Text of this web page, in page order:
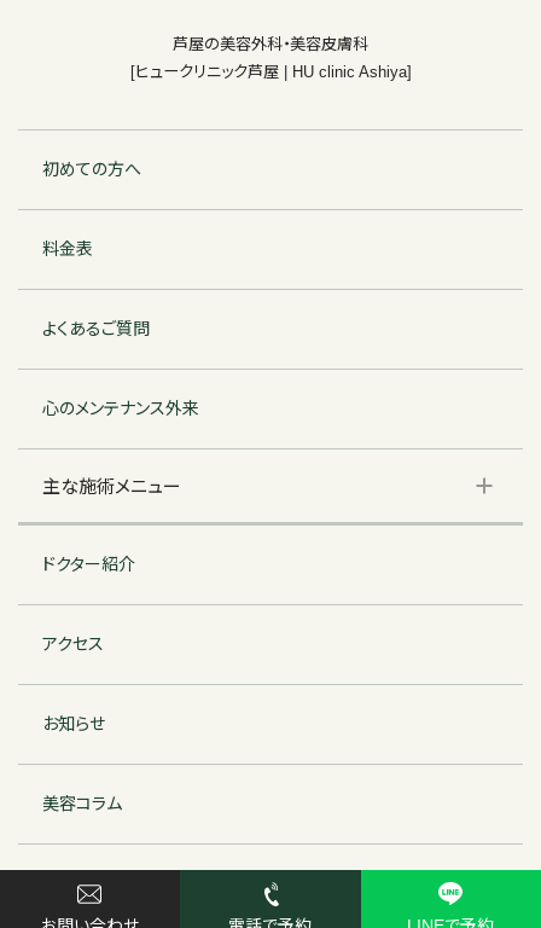
芦屋の美容外科・美容皮膚科
[ヒュークリニック芦屋 | HU clinic Ashiya]
初めての方へ
料金表
よくあるご質問
心のメンテナンス外来
主な施術メニュー
ドクター紹介
アクセス
お知らせ
美容コラム
特定商取引法に基づく表記 © ヒュークリニック芦屋 | HU clinic Ashiya